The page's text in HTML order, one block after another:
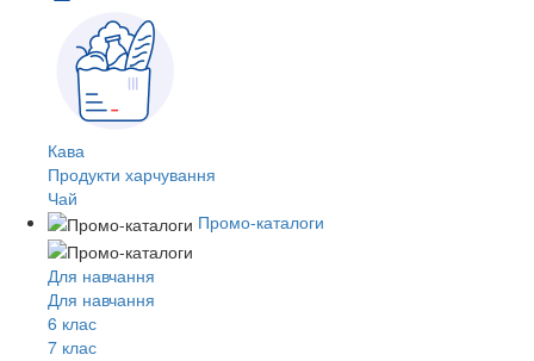
Кава
Продукти харчування
Чай
Промо-каталоги
Для навчання
Для навчання
6 клас
7 клас